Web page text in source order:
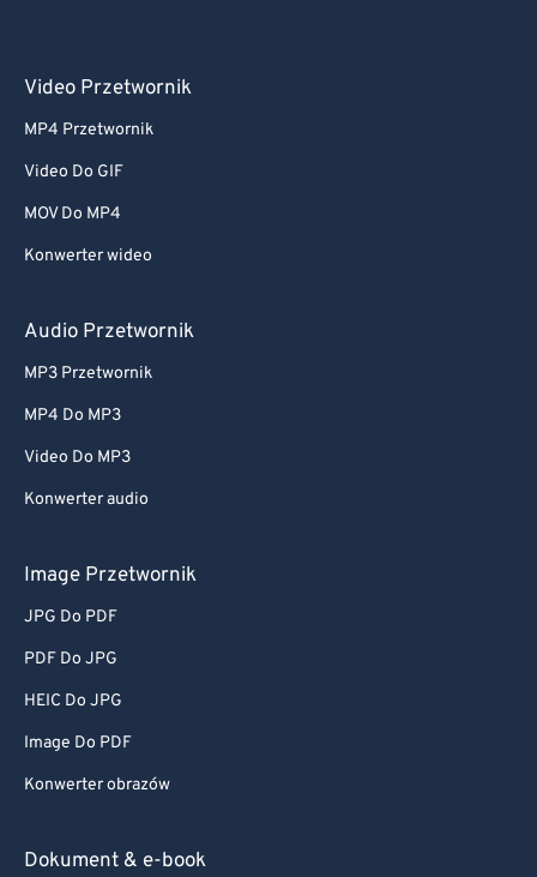
Video Przetwornik
MP4 Przetwornik
Video Do GIF
MOV Do MP4
Konwerter wideo
Audio Przetwornik
MP3 Przetwornik
MP4 Do MP3
Video Do MP3
Konwerter audio
Image Przetwornik
JPG Do PDF
PDF Do JPG
HEIC Do JPG
Image Do PDF
Konwerter obrazów
Dokument & e-book